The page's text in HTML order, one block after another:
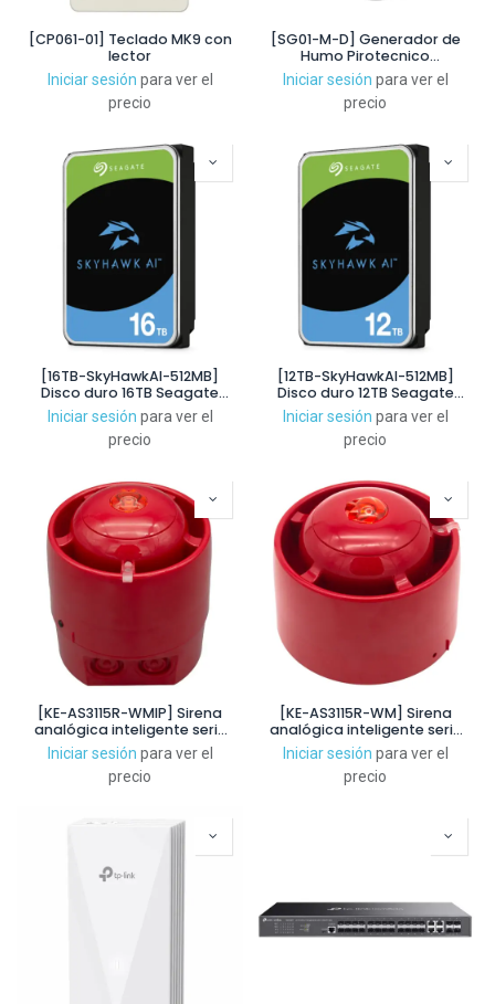
[CP061-01] Teclado MK9 con
lector
Iniciar sesión para ver el
precio
[SG01-M-D] Generador de
Humo Pirotecnico
Antintruder
Iniciar sesión para ver el
precio
[16TB-SkyHawkAI-512MB]
Disco duro 16TB Seagate
Skyhawk AI para
Videovigilancia 3.5" SATA
512MB
Iniciar sesión para ver el
precio
[12TB-SkyHawkAI-512MB]
Disco duro 12TB Seagate
Skyhawk AI para
Videovigilancia 3.5" SATA
512MB
Iniciar sesión para ver el
precio
[KE-AS3115R-WMIP] Sirena
analógica inteligente serie
Excellence exterior IP65 con
aislador montaje en pared.
Color rojo
Iniciar sesión para ver el
precio
[KE-AS3115R-WM] Sirena
analógica inteligente serie
Excellence con aislador
montaje en pared. Color rojo
Iniciar sesión para ver el
precio